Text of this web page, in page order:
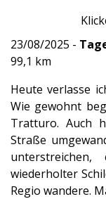
23/08/2025 -
99,1 km
Heute verlasse
Wie gewohnt
Tratturo. Auch
Straße
wiederholter
Regio wandere.